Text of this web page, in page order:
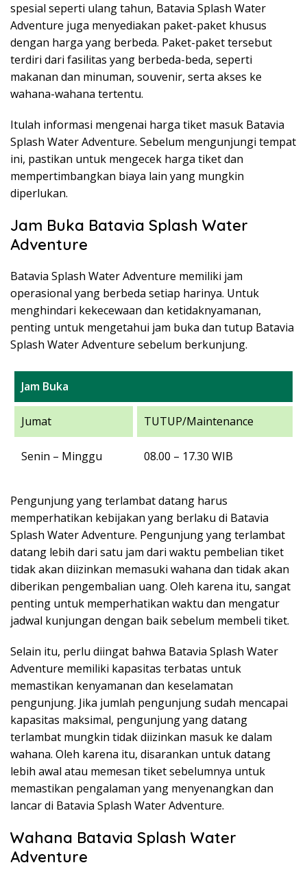
spesial seperti ulang tahun, Batavia Splash Water
Adventure juga menyediakan paket-paket khusus
dengan harga yang berbeda. Paket-paket tersebut
terdiri dari fasilitas yang berbeda-beda, seperti
makanan dan minuman, souvenir, serta akses ke
wahana-wahana tertentu.
Itulah informasi mengenai harga tiket masuk Batavia
Splash Water Adventure. Sebelum mengunjungi tempat
ini, pastikan untuk mengecek harga tiket dan
mempertimbangkan biaya lain yang mungkin
diperlukan.
Jam Buka Batavia Splash Water
Adventure
Batavia Splash Water Adventure memiliki jam
operasional yang berbeda setiap harinya. Untuk
menghindari kekecewaan dan ketidaknyamanan,
penting untuk mengetahui jam buka dan tutup Batavia
Splash Water Adventure sebelum berkunjung.
Jam Buka
Jumat TUTUP/Maintenance
Senin – Minggu 08.00 – 17.30 WIB
Pengunjung yang terlambat datang harus
memperhatikan kebijakan yang berlaku di Batavia
Splash Water Adventure. Pengunjung yang terlambat
datang lebih dari satu jam dari waktu pembelian tiket
tidak akan diizinkan memasuki wahana dan tidak akan
diberikan pengembalian uang. Oleh karena itu, sangat
penting untuk memperhatikan waktu dan mengatur
jadwal kunjungan dengan baik sebelum membeli tiket.
Selain itu, perlu diingat bahwa Batavia Splash Water
Adventure memiliki kapasitas terbatas untuk
memastikan kenyamanan dan keselamatan
pengunjung. Jika jumlah pengunjung sudah mencapai
kapasitas maksimal, pengunjung yang datang
terlambat mungkin tidak diizinkan masuk ke dalam
wahana. Oleh karena itu, disarankan untuk datang
lebih awal atau memesan tiket sebelumnya untuk
memastikan pengalaman yang menyenangkan dan
lancar di Batavia Splash Water Adventure.
Wahana Batavia Splash Water
Adventure